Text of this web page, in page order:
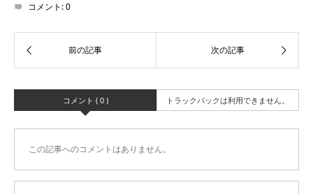
コメント:0
コメント ( 0 ) トラックバックは利用できません。
この記事へのコメントはありません。